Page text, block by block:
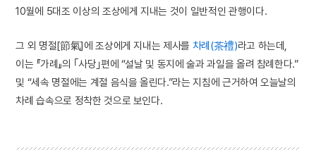
10월에 5대조 이상의 조상에게 지내는 것이 일반적인 관행이다.
그 외 명절[節氣]에 조상에게 지내는 제사를 차례(茶禮)라고 하는데,
이는 『가례』의 ｢사당｣편에 “설날 및 동지에 술과 과일을 올려 참례한다.”
및 “세속 명절에는 계절 음식을 올린다.”라는 지침에 근거하여 오늘날의
차례 습속으로 정착한 것으로 보인다.